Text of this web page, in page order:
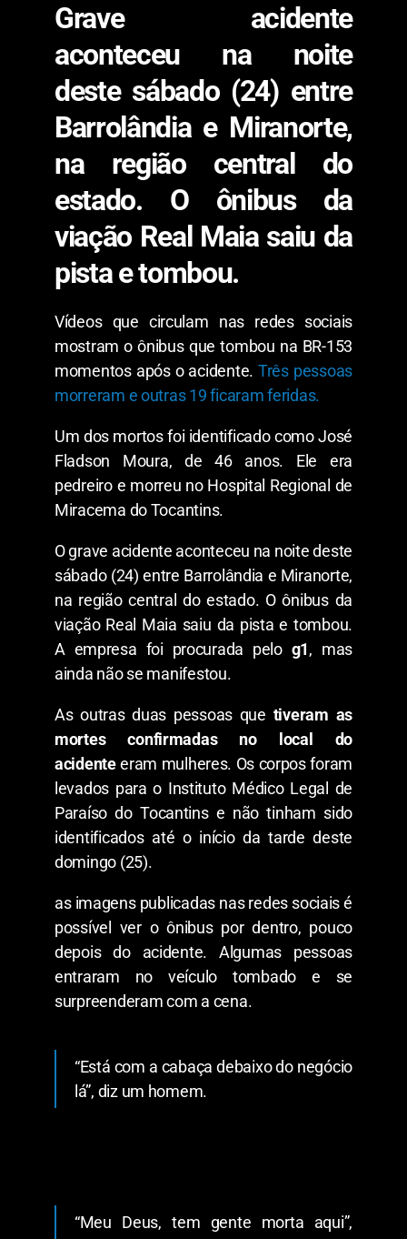
Grave acidente
aconteceu na noite
deste sábado (24) entre
Barrolândia e Miranorte,
na região central do
estado. O ônibus da
viação Real Maia saiu da
pista e tombou.
Vídeos que circulam nas redes sociais
mostram o ônibus que tombou na BR-153
momentos após o acidente. Três pessoas
morreram e outras 19 ficaram feridas.
Um dos mortos foi identificado como José
Fladson Moura, de 46 anos. Ele era
pedreiro e morreu no Hospital Regional de
Miracema do Tocantins.
O grave acidente aconteceu na noite deste
sábado (24) entre Barrolândia e Miranorte,
na região central do estado. O ônibus da
viação Real Maia saiu da pista e tombou.
A empresa foi procurada pelo g1, mas
ainda não se manifestou.
As outras duas pessoas que tiveram as
mortes confirmadas no local do
acidenteeram mulheres. Os corpos foram
levados para o Instituto Médico Legal de
Paraíso do Tocantins e não tinham sido
identificados até o início da tarde deste
domingo (25).
as imagens publicadas nas redes sociais é
possível ver o ônibus por dentro, pouco
depois do acidente. Algumas pessoas
entraram no veículo tombado e se
surpreenderam com a cena.
“Está com a cabaça debaixo do negócio
lá”, diz um homem.
“Meu Deus, tem gente morta aqui”,